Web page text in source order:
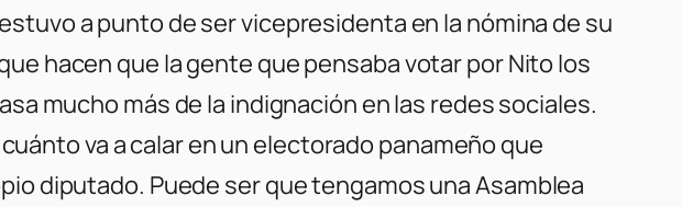
a punto de ser vicepresidenta en la nómina de su
hacen que la gente que pensaba votar por Nito los
mucho más de la indignación en las redes sociales.
va a calar en un electorado panameño que
diputado. Puede ser que tengamos una Asamblea